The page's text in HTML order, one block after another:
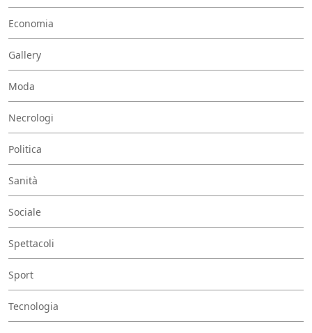
Economia
Gallery
Moda
Necrologi
Politica
Sanità
Sociale
Spettacoli
Sport
Tecnologia